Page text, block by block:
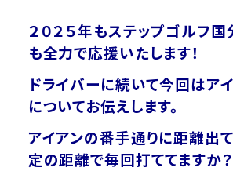
２０２５年もステップゴルフ
も全力で応援いたします！
ドライバーに続いて今回はア
についてお伝えします。
アイアンの番手通りに距離出
定の距離で毎回打ててますか？